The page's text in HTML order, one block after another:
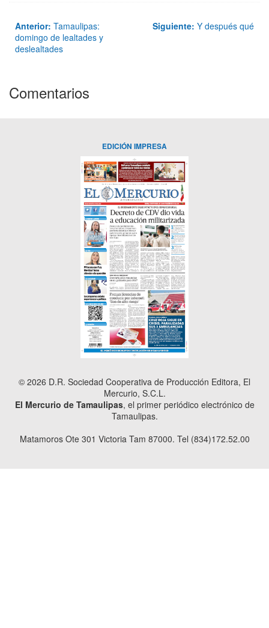
Anterior: Tamaulipas:
domingo de lealtades y
deslealtades
Siguiente: Y después qué
Comentarios
EDICIÓN IMPRESA
© 2026 D.R. Sociedad Cooperativa de Producción Editora, El
Mercurio, S.C.L.
El Mercurio de Tamaulipas, el primer periódico electrónico de
Tamaulipas.
Matamoros Ote 301 Victoria Tam 87000. Tel (834)172.52.00